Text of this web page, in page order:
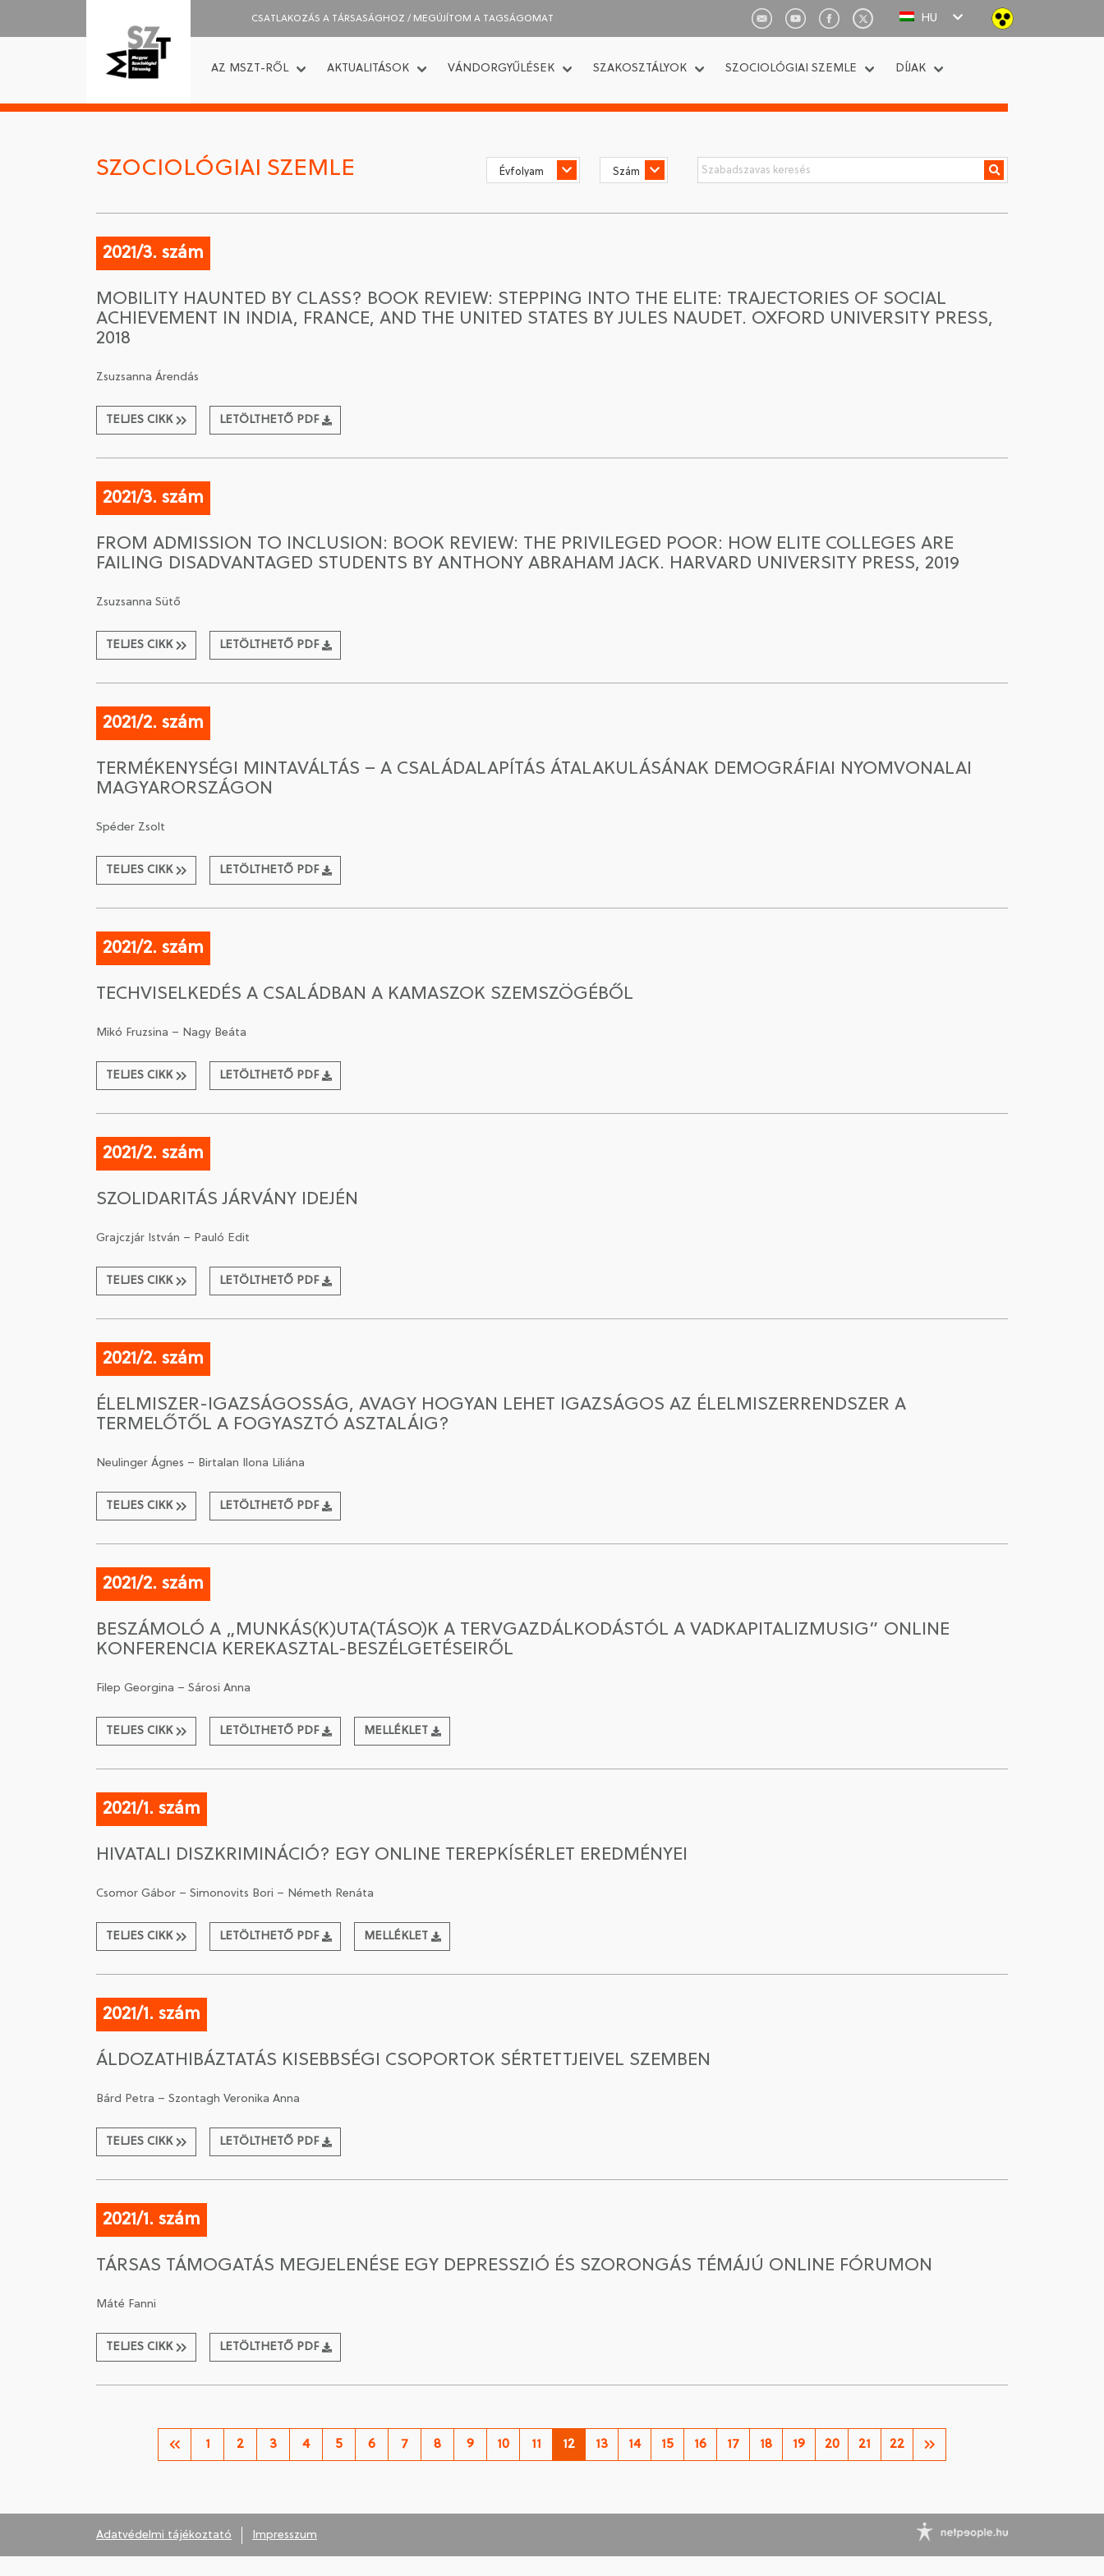
CSATLAKOZÁS A TÁRSASÁGHOZ / MEGÚJÍTOM A TAGSÁGOMAT HU
AZ MSZT-RŐL AKTUALITÁSOK VÁNDORGYŰLÉSEK SZAKOSZTÁLYOK SZOCIOLÓGIAI SZEMLE DÍJAK
SZOCIOLÓGIAI SZEMLE
2021/3. szám
MOBILITY HAUNTED BY CLASS? BOOK REVIEW: STEPPING INTO THE ELITE: TRAJECTORIES OF SOCIAL
ACHIEVEMENT IN INDIA, FRANCE, AND THE UNITED STATES BY JULES NAUDET. OXFORD UNIVERSITY PRESS,
2018
Zsuzsanna Árendás
TELJES CIKK LETÖLTHETŐ PDF
2021/3. szám
FROM ADMISSION TO INCLUSION: BOOK REVIEW: THE PRIVILEGED POOR: HOW ELITE COLLEGES ARE
FAILING DISADVANTAGED STUDENTS BY ANTHONY ABRAHAM JACK. HARVARD UNIVERSITY PRESS, 2019
Zsuzsanna Sütő
TELJES CIKK LETÖLTHETŐ PDF
2021/2. szám
TERMÉKENYSÉGI MINTAVÁLTÁS – A CSALÁDALAPÍTÁS ÁTALAKULÁSÁNAK DEMOGRÁFIAI NYOMVONALAI
MAGYARORSZÁGON
Spéder Zsolt
TELJES CIKK LETÖLTHETŐ PDF
2021/2. szám
TECHVISELKEDÉS A CSALÁDBAN A KAMASZOK SZEMSZÖGÉBŐL
Mikó Fruzsina – Nagy Beáta
TELJES CIKK LETÖLTHETŐ PDF
2021/2. szám
SZOLIDARITÁS JÁRVÁNY IDEJÉN
Grajczjár István – Pauló Edit
TELJES CIKK LETÖLTHETŐ PDF
2021/2. szám
ÉLELMISZER-IGAZSÁGOSSÁG, AVAGY HOGYAN LEHET IGAZSÁGOS AZ ÉLELMISZERRENDSZER A
TERMELŐTŐL A FOGYASZTÓ ASZTALÁIG?
Neulinger Ágnes – Birtalan Ilona Liliána
TELJES CIKK LETÖLTHETŐ PDF
2021/2. szám
BESZÁMOLÓ A „MUNKÁS(K)UTA(TÁSO)K A TERVGAZDÁLKODÁSTÓL A VADKAPITALIZMUSIG” ONLINE
KONFERENCIA KEREKASZTAL-BESZÉLGETÉSEIRŐL
Filep Georgina – Sárosi Anna
TELJES CIKK LETÖLTHETŐ PDF MELLÉKLET
2021/1. szám
HIVATALI DISZKRIMINÁCIÓ? EGY ONLINE TEREPKÍSÉRLET EREDMÉNYEI
Csomor Gábor – Simonovits Bori – Németh Renáta
TELJES CIKK LETÖLTHETŐ PDF MELLÉKLET
2021/1. szám
ÁLDOZATHIBÁZTATÁS KISEBBSÉGI CSOPORTOK SÉRTETTJEIVEL SZEMBEN
Bárd Petra – Szontagh Veronika Anna
TELJES CIKK LETÖLTHETŐ PDF
2021/1. szám
TÁRSAS TÁMOGATÁS MEGJELENÉSE EGY DEPRESSZIÓ ÉS SZORONGÁS TÉMÁJÚ ONLINE FÓRUMON
Máté Fanni
TELJES CIKK LETÖLTHETŐ PDF
1 2 3 4 5 6 7 8 9 10 11 12 13 14 15 16 17 18 19 20 21 22
Adatvédelmi tájékoztató Impresszum